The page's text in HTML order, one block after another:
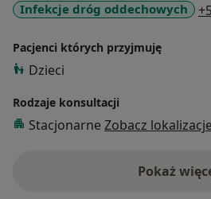
Infekcje dróg oddechowych
+5
Pacjenci których przyjmuję
Dzieci
Rodzaje konsultacji
Stacjonarne Zobacz
Pokażo